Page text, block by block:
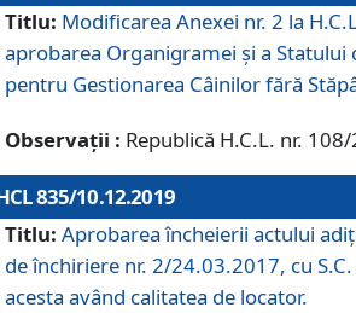
Titlu: Modificarea Anexei nr. 2 la
aprobarea Organigramei şi a Statului
pentru Gestionarea Câinilor fără
Observații : Republică H.C.L. nr.
835/10.12.2019
Titlu: Aprobarea încheierii actului
de închiriere nr. 2/24.03.2017, cu S.C.
acesta având calitatea de locator.